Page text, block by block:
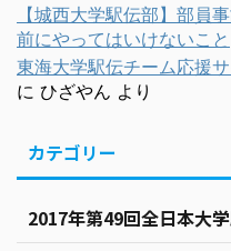
【城西大学駅伝部】部員
前にやってはいけないこと
東海大学駅伝チーム応援
に ひざやん より
カテゴリー
2017年第49回全日本大